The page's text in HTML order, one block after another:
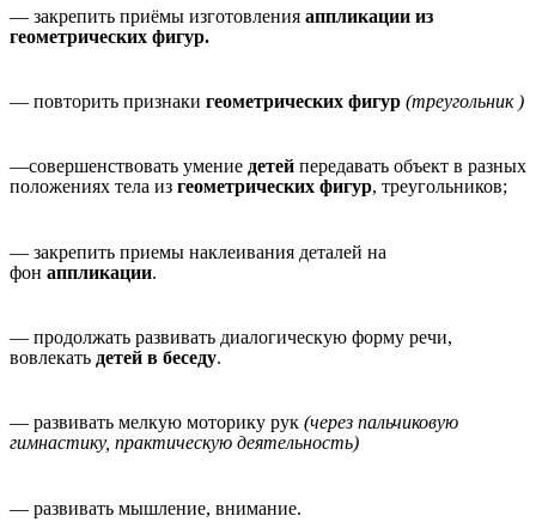
— закрепить приёмы изготовления аппликации из
геометрических фигур.
— повторить признаки геометрических фигур (треугольник )
—совершенствовать умение детей передавать объект в разных
положениях тела из геометрических фигур, треугольников;
— закрепить приемы наклеивания деталей на
фон аппликации.
— продолжать развивать диалогическую форму речи,
вовлекать детей в беседу.
— развивать мелкую моторику рук (через пальчиковую
гимнастику, практическую деятельность)
— развивать мышление, внимание.